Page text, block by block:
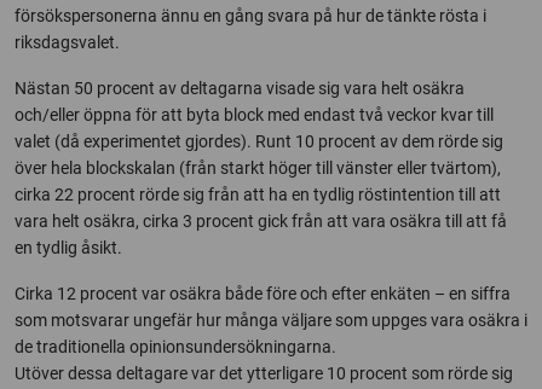
försökspersonerna ännu en gång svara på hur de tänkte rösta i
riksdagsvalet.
Nästan 50 procent av deltagarna visade sig vara helt osäkra
och/eller öppna för att byta block med endast två veckor kvar till
valet (då experimentet gjordes). Runt 10 procent av dem rörde sig
över hela blockskalan (från starkt höger till vänster eller tvärtom),
cirka 22 procent rörde sig från att ha en tydlig röstintention till att
vara helt osäkra, cirka 3 procent gick från att vara osäkra till att få
en tydlig åsikt.
Cirka 12 procent var osäkra både före och efter enkäten – en siffra
som motsvarar ungefär hur många väljare som uppges vara osäkra i
de traditionella opinionsundersökningarna.
Utöver dessa deltagare var det ytterligare 10 procent som rörde sig